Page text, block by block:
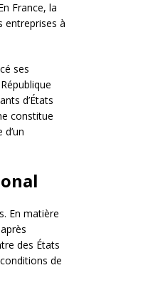
France, la
entreprises à
ses
d’États
constitue
En matière
des États
de